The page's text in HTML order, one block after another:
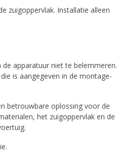
zuigoppervlak. Installatie alleen
apparatuur niet te belemmeren.
is aangegeven in de montage-
betrouwbare oplossing voor de
het zuigoppervlak en de